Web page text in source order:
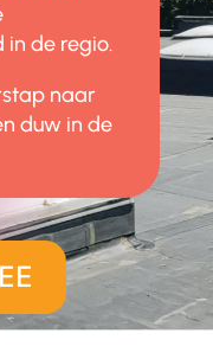
de regio.
naar
duw in de